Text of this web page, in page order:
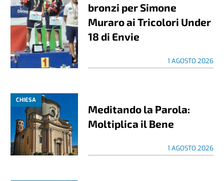
bronzi per Simone
Muraro ai Tricolori Under
18 di Envie
1 AGOSTO 2026
CHIESA
Meditando la Parola:
Moltiplica il Bene
1 AGOSTO 2026